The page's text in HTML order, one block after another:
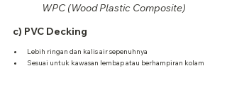
WPC (Wood Plastic Composite)
c) PVC Decking
Lebih ringan dan kalis air sepenuhnya
Sesuai untuk kawasan lembap atau berhampiran kolam